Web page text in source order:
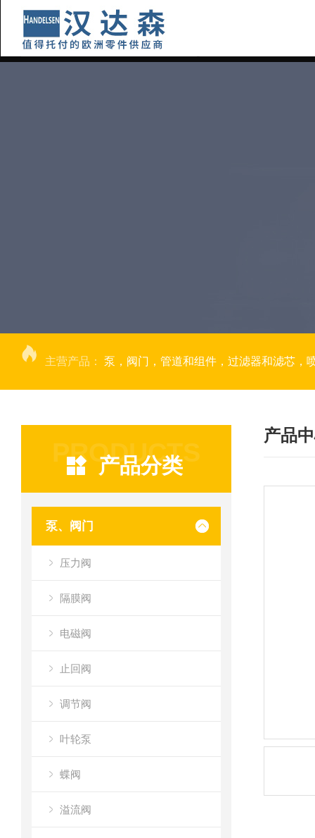
主营产品： 泵，阀门，管道和组件，过滤器和滤芯，
PRODUCTS
产品分类
泵、阀门
压力阀
隔膜阀
电磁阀
止回阀
调节阀
叶轮泵
蝶阀
溢流阀
产品